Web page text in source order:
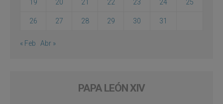
19 20 21 22 23 24 25
26 27 28 29 30 31
« Feb Abr »
PAPA LEÓN XIV